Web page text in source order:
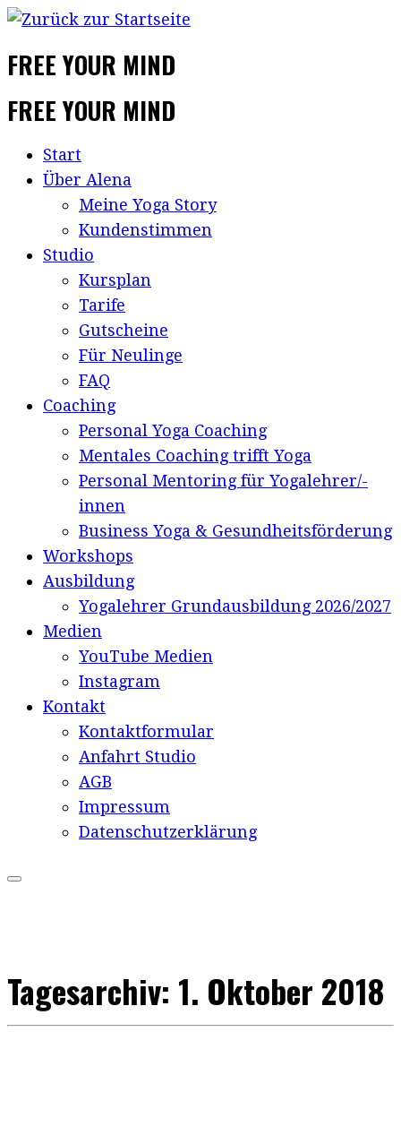
FREE YOUR MIND
FREE YOUR MIND
Start
Über Alena
Meine Yoga Story
Kundenstimmen
Studio
Kursplan
Tarife
Gutscheine
Für Neulinge
FAQ
Coaching
Personal Yoga Coaching
Mentales Coaching trifft Yoga
Personal Mentoring für Yogalehrer/-
innen
Business Yoga & Gesundheitsförderung
Workshops
Ausbildung
Yogalehrer Grundausbildung 2026/2027
Medien
YouTube Medien
Instagram
Kontakt
Kontaktformular
Anfahrt Studio
AGB
Impressum
Datenschutzerklärung
Tagesarchiv: 1. Oktober 2018